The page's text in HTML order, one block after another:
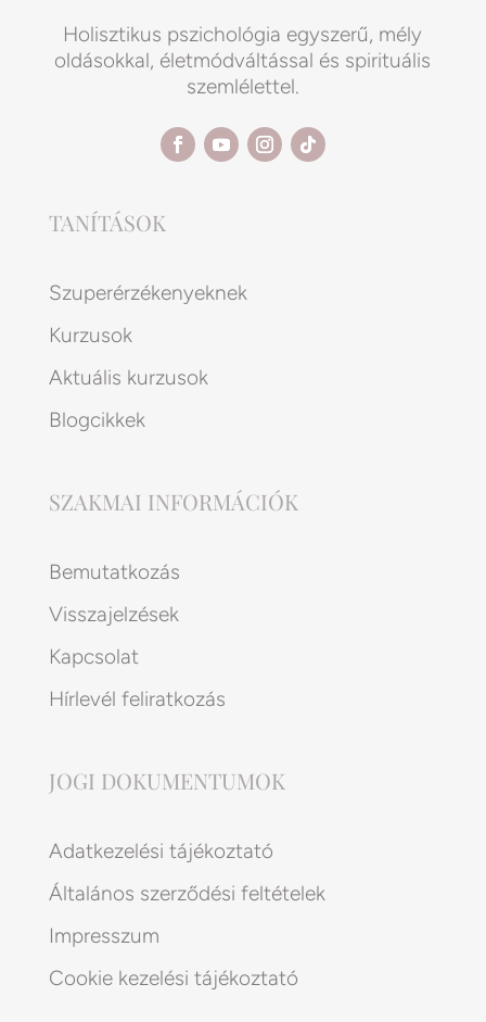
Holisztikus pszichológia egyszerű, mély
oldásokkal, életmódváltással és spirituális
szemlélettel.
TANÍTÁSOK
Szuperérzékenyeknek
Kurzusok
Aktuális kurzusok
Blogcikkek
SZAKMAI INFORMÁCIÓK
Bemutatkozás
Visszajelzések
Kapcsolat
Hírlevél feliratkozás
JOGI DOKUMENTUMOK
Adatkezelési tájékoztató
Általános szerződési feltételek
Impresszum
Cookie kezelési tájékoztató